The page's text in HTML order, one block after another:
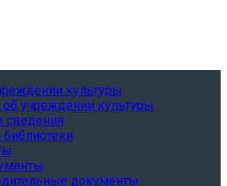
культуры
учреждении культуры
сведения
библиотеки
документы